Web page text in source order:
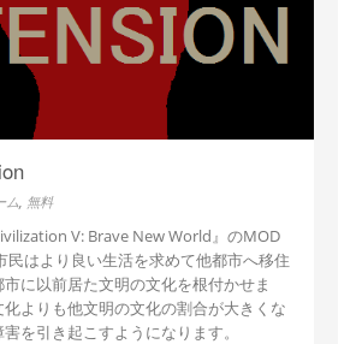
ム 無料
V: Brave New World』のMOD
民はより良い生活を求めて他都市へ移住
市に以前居た文明の文化を根付かせま
よりも他文明の文化の割合が大きくな
を引き起こすようになります。